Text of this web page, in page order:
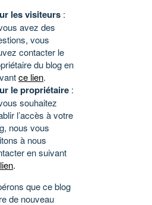
les visiteurs :
avez des
vous
contacter le
du blog en
ce lien.
le propriétaire :
souhaitez
l’accès à votre
nous vous
à nous
en suivant
.
que ce blog
de nouveau